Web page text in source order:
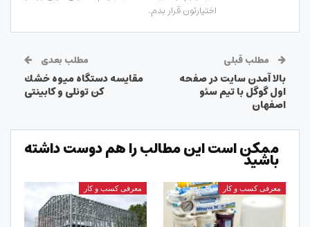
اختیارتون قرار بدم.
مطلب قبلی
بالا آمدن سایت در صفحه
اول گوگل با تیم سئو
اصفهان
مطلب بعدی
مقایسه دستگاه ميوه خشك
كن تونلی و کابینتی
ممکن است این مطالب را هم دوست داشته
باشید
معرفی کسب و کار معرفی کسب و کار